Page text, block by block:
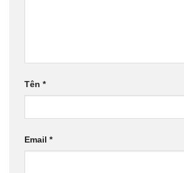
Tên *
Email *